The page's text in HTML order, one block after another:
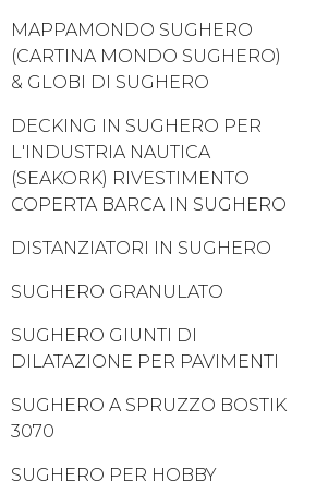
MAPPAMONDO SUGHERO
(CARTINA MONDO SUGHERO)
& GLOBI DI SUGHERO
DECKING IN SUGHERO PER
L'INDUSTRIA NAUTICA
(SEAKORK) RIVESTIMENTO
COPERTA BARCA IN SUGHERO
DISTANZIATORI IN SUGHERO
SUGHERO GRANULATO
SUGHERO GIUNTI DI
DILATAZIONE PER PAVIMENTI
SUGHERO A SPRUZZO BOSTIK
3070
SUGHERO PER HOBBY